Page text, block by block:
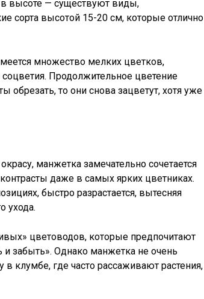
в высоте — существуют виды,
сорта высотой 15-20 см, которые отлично
множество мелких цветков,
Продолжительное цветение
обрезать, то они снова зацветут, хотя уже
манжетка замечательно сочетается
даже в самых ярких цветниках.
быстро разрастается, вытесняя
ухода.
цветоводов, которые предпочитают
забыть». Однако манжетка не очень
клумбе, где часто рассаживают растения,